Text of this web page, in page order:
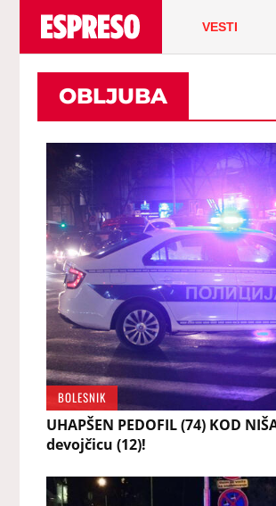
VESTI
OBLJUBA
BOLESNIK
UHAPŠEN PEDOFIL (74) KOD
devojčicu (12)!